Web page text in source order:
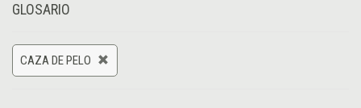
GLOSARIO
CAZA DE PELO